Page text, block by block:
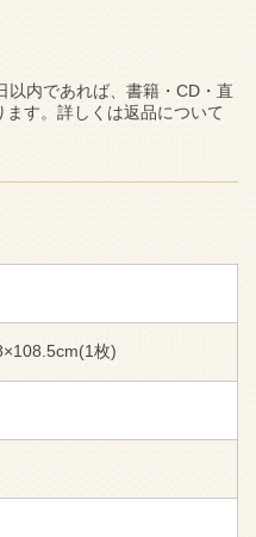
以内であれば、書籍・CD・直
す。詳しくは返品について
枚)